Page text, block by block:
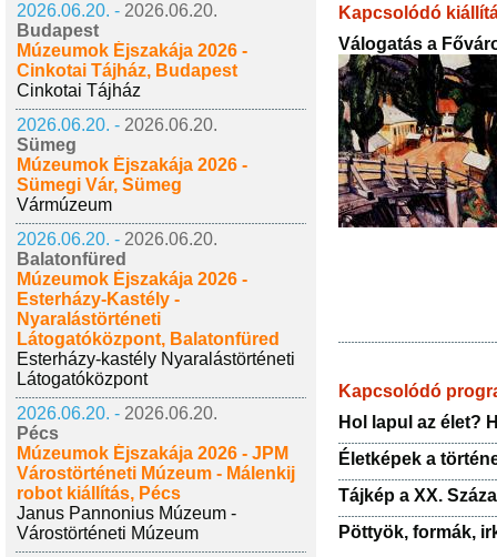
2026.06.20. - 2026.06.20.
Budapest
Múzeumok Éjszakája 2026 -
Cinkotai Tájház, Budapest
Cinkotai Tájház
2026.06.20. - 2026.06.20.
Sümeg
Múzeumok Éjszakája 2026 -
Sümegi Vár, Sümeg
Vármúzeum
2026.06.20. - 2026.06.20.
Balatonfüred
Múzeumok Éjszakája 2026 -
Esterházy-Kastély -
Nyaralástörténeti
Látogatóközpont, Balatonfüred
Esterházy-kastély Nyaralástörténeti
Látogatóközpont
2026.06.20. - 2026.06.20.
Pécs
Múzeumok Éjszakája 2026 - JPM
Várostörténeti Múzeum - Málenkij
robot kiállítás, Pécs
Janus Pannonius Múzeum -
Várostörténeti Múzeum
Kapcsolódó
Válogatás a
Kapcsolódó
Hol lapul az élet?
Életképek a
Tájkép a XX.
Pöttyök, formák,